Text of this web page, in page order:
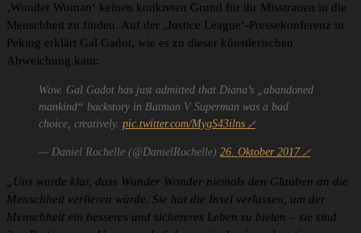
‚Wonder Woman‘ keinen konkreten Grund für ihr Misstrauen in die
Menschheit zu finden. Auf der ‚Justice League‘-Pressekonferenz in
Peking erklärt Gal Gadot, wie es zu dieser künstlerischen
Abweichung kam:
Wow. Gal Gadot has just admitted that Diana’s „abandoned
mankind“ backstory in Batman V Superman was a bad
choice, creatively. pic.twitter.com/MygS43ilns
— Daniel Rochelle (@DanielRochelle) 26. Oktober 2017
„Uns wurde klar, dass Wonder Wonder niemals den Glauben an die
Menschheit verlieren würde. Sie hat die Insel verlassen, um der
Menschheit ein besseres und sichereres Leben zu bieten – sie sind